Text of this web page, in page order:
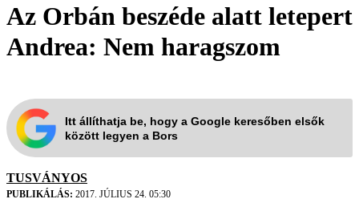
Az Orbán beszéde alatt letepert
Andrea: Nem haragszom
Itt állíthatja be, hogy a Google keresőben elsők
között legyen a Bors
TUSVÁNYOS
PUBLIKÁLÁS: 2017. JÚLIUS 24. 05:30